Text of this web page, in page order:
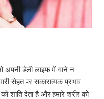
अपनी डेली लाइफ में गाने न
सेहत पर सकारात्मक प्रभाव
शांति देता है और हमारे शरीर को